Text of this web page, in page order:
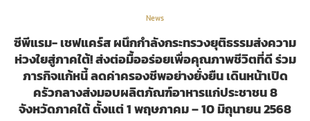
News
ซีพีแรม- เชฟแคร์ส ผนึกกำลังกระทรวงยุติธรรมส่งความ
ห่วงใยสู่ภาคใต้! ส่งต่อมื้ออร่อยเพื่อคุณภาพชีวิตที่ดี ร่วม
ภารกิจแก้หนี้ ลดค่าครองชีพอย่างยั่งยืน เดินหน้าเปิด
ครัวกลางส่งมอบผลิตภัณฑ์อาหารแก่ประชาชน 8
จังหวัดภาคใต้ ตั้งแต่ 1 พฤษภาคม – 10 มิถุนายน 2568